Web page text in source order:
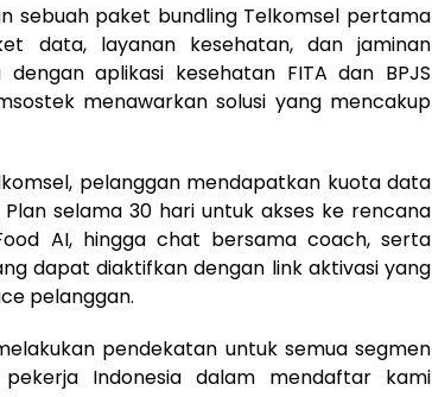
sebuah paket bundling Telkomsel pertama
data, layanan kesehatan, dan jaminan
aplikasi kesehatan FITA dan BPJS
menawarkan solusi yang mencakup
pelanggan mendapatkan kuota data
selama 30 hari untuk akses ke rencana
AI, hingga chat bersama coach, serta
dapat diaktifkan dengan link aktivasi yang
pelanggan.
pendekatan untuk semua segmen
Indonesia dalam mendaftar kami